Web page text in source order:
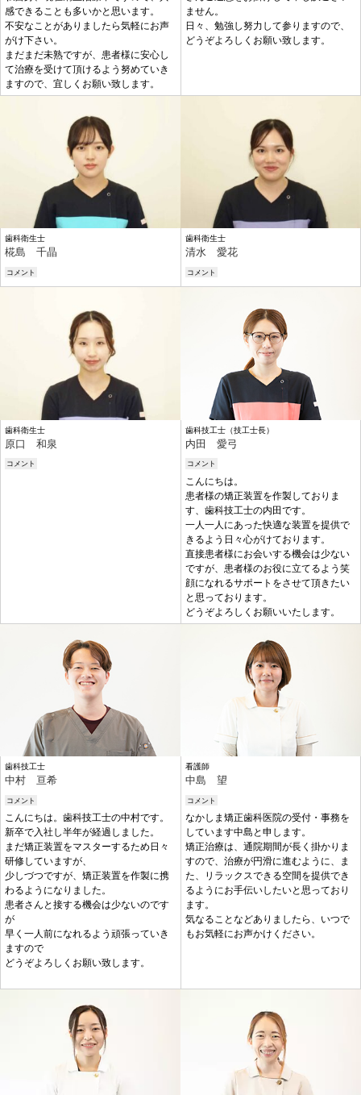
感できることも多いかと思います。
不安なことがありましたら気軽にお声
がけ下さい。
まだまだ未熟ですが、患者様に安心し
て治療を受けて頂けるよう努めていき
ますので、宜しくお願い致します。
ません。
日々、勉強し努力して参りますので、
どうぞよろしくお願い致します。
歯科衛生士
椛島 千晶
コメント
歯科衛生士
清水 愛花
コメント
歯科衛生士
原口 和泉
コメント
歯科技工士（技工士長）
内田 愛弓
コメント
こんにちは。
患者様の矯正装置を作製しておりま
す、歯科技工士の内田です。
一人一人にあった快適な装置を提供で
きるよう日々心がけております。
直接患者様にお会いする機会は少ない
ですが、患者様のお役に立てるよう笑
顔になれるサポートをさせて頂きたい
と思っております。
どうぞよろしくお願いいたします。
歯科技工士
中村 亘希
コメント
こんにちは。歯科技工士の中村です。
新卒で入社し半年が経過しました。
まだ矯正装置をマスターするため日々
研修していますが、
少しづつですが、矯正装置を作製に携
わるようになりました。
患者さんと接する機会は少ないのです
が
早く一人前になれるよう頑張っていき
ますので
どうぞよろしくお願い致します。
看護師
中島 望
コメント
なかしま矯正歯科医院の受付・事務を
しています中島と申します。
矯正治療は、通院期間が長く掛かりま
すので、治療が円滑に進むように、ま
た、リラックスできる空間を提供でき
るようにお手伝いしたいと思っており
ます。
気なることなどありましたら、いつで
もお気軽にお声かけください。